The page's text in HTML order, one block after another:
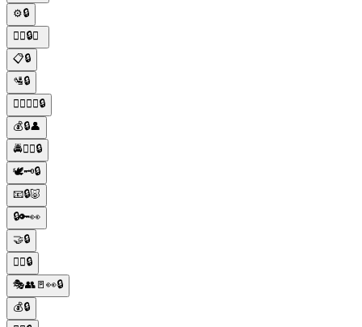
⚙️🔒
🕵️‍♂️🔒🚪
📋🔒
🛂🔒
🚶‍♀️👮‍♂️🔒
💰🔒👤
🚔👨‍⚖️🔒
🕊️🗝️🔒
📧🔒🐷
🔒🔑👀
🤝🔒
🕵️‍♂️🔒
🎭👥🚪👀🔒
💰🔒